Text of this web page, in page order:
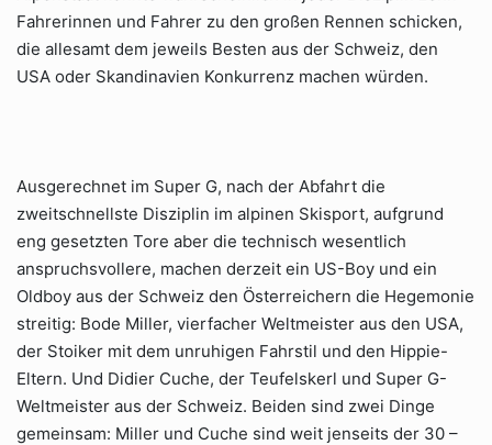
Fahrerinnen und Fahrer zu den großen Rennen schicken,
die allesamt dem jeweils Besten aus der Schweiz, den
USA oder Skandinavien Konkurrenz machen würden.
Ausgerechnet im Super G, nach der Abfahrt die
zweitschnellste Disziplin im alpinen Skisport, aufgrund
eng gesetzten Tore aber die technisch wesentlich
anspruchsvollere, machen derzeit ein US-Boy und ein
Oldboy aus der Schweiz den Österreichern die Hegemonie
streitig: Bode Miller, vierfacher Weltmeister aus den USA,
der Stoiker mit dem unruhigen Fahrstil und den Hippie-
Eltern. Und Didier Cuche, der Teufelskerl und Super G-
Weltmeister aus der Schweiz. Beiden sind zwei Dinge
gemeinsam: Miller und Cuche sind weit jenseits der 30 –